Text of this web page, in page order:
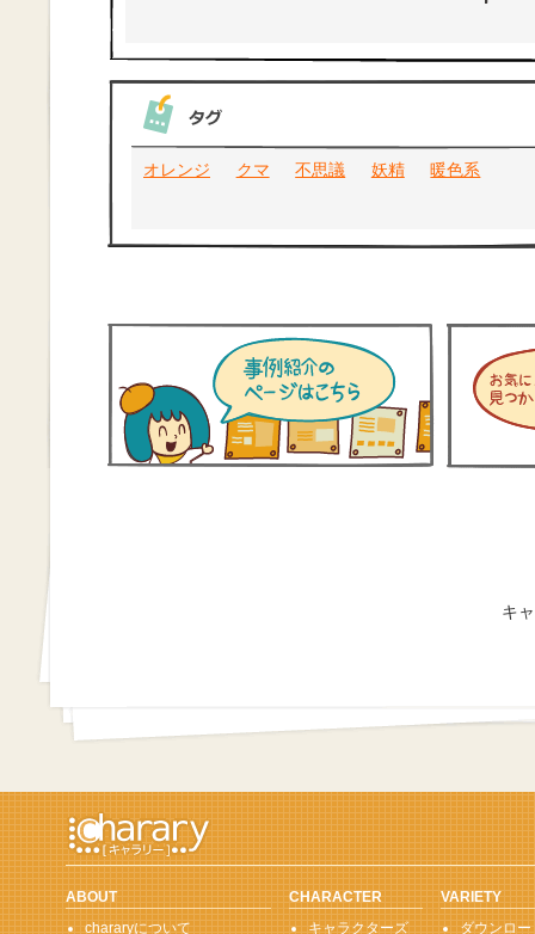
オレンジ クマ 不思議 妖精 暖色系
キ
ABOUT
chararyについて
CHARACTER
キャラクターズ
VARIETY
ダウンロ